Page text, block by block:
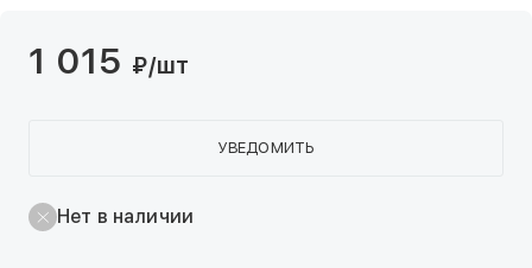
1 015 ₽/шт
УВЕДОМИТЬ
Нет в наличии